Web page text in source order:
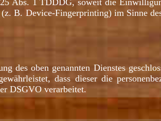
Abs. 1 TDDDG, soweit die
B. Device-Fingerprinting) im Sinne
des oben genannten Dienstes
dass dieser die
DSGVO verarbeitet.